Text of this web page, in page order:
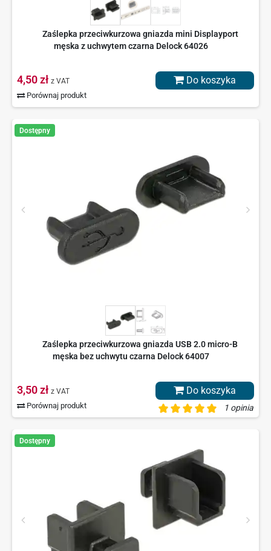
Zaślepka przeciwkurzowa gniazda mini Displayport
męska z uchwytem czarna Delock 64026
4,50 zł z VAT
Porównaj produkt
Do koszyka
Dostępny
1 opinia
Zaślepka przeciwkurzowa gniazda USB 2.0 micro-B
męska bez uchwytu czarna Delock 64007
3,50 zł z VAT
Porównaj produkt
Do koszyka
Dostępny